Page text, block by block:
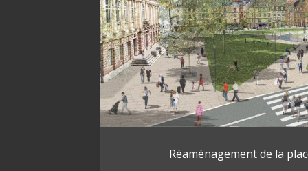
Réaménagement de la